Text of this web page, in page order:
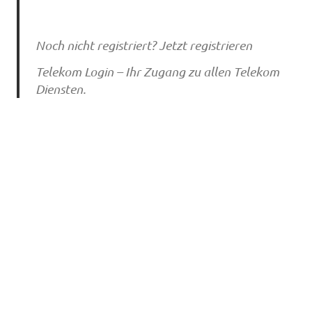
Noch nicht registriert? Jetzt registrieren
Telekom Login – Ihr Zugang zu allen Telekom
Diensten.